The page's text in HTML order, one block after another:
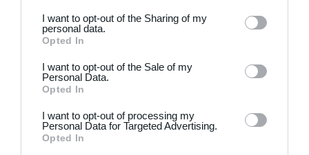
I want to opt-out of the Sharing of my
personal data.
Opted In
I want to opt-out of the Sale of my
Personal Data.
Opted In
I want to opt-out of processing my
Personal Data for Targeted Advertising.
Opted In
6.1 Holdsport.dk et les services de Holdsport sont mis à
disposition tels quels et dans l'état où ils se trouvent à
disponibles à tout moment mais ne le garantit pas.
Holdsport ne peut être tenu responsable de